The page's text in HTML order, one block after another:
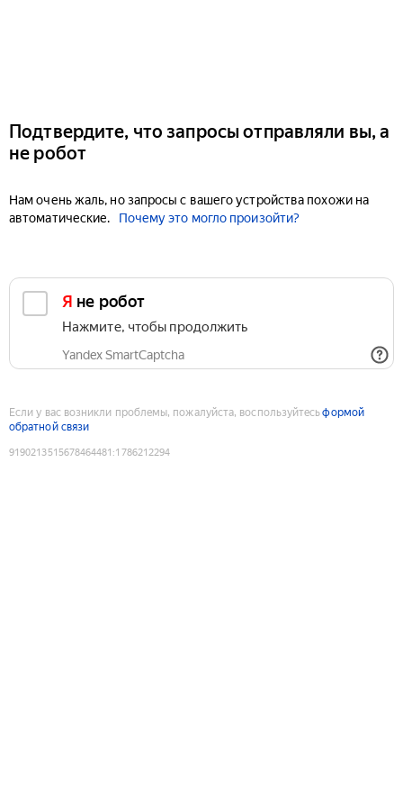
Подтвердите, что запросы отправляли вы, а
не робот
Нам очень жаль, но запросы с вашего устройства похожи на
автоматические.
Почему это могло произойти?
Я не робот
Нажмите, чтобы продолжить
Yandex SmartCaptcha
Если у вас возникли проблемы, пожалуйста, воспользуйтесьформой
обратной связи
9190213515678464481 :1786212294